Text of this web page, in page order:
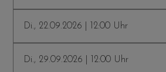
Di., 22.09.2026 | 12:00 Uhr
Di., 29.09.2026 | 12:00 Uhr